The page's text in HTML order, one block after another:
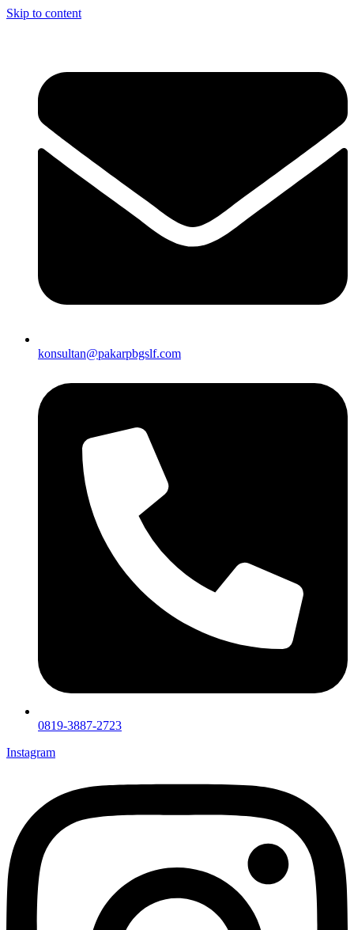
Skip to content
konsultan@pakarpbgslf.com
0819-3887-2723
Instagram